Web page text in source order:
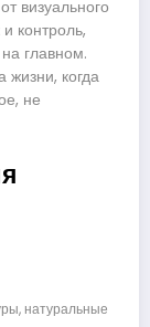
визуального
контроль,
главном.
когда
не
натуральные